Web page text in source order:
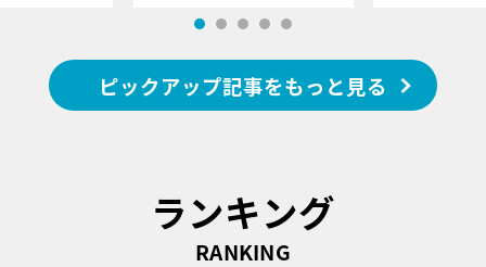
ピックアップ記事をもっと見る
ランキング
RANKING